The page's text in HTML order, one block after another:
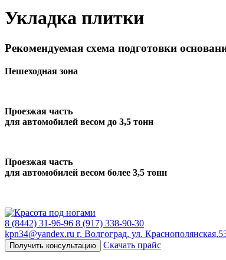
Укладка плитки
Рекомендуемая схема подготовки
Пешеходная зона
Проезжая часть
для автомобилей весом до 3,5 тонн
Проезжая часть
для автомобилей весом более 3,5 тонн
8 (8442) 31-96-96 8 (917) 338-90-30
kpn34@yandex.ru г. Волгоград, ул.
Получить консультацию Скачать прайс